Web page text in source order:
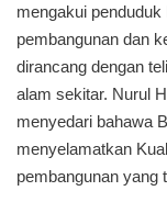
mengakui
pembangunan dan
dirancang dengan
alam sekitar. Nurul
menyedari bahawa
menyelamatkan
pembangunan yang